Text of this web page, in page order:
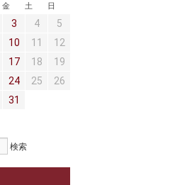
金 土 日
3 4
5
10 11
12
17 18
19
24 25
26
31